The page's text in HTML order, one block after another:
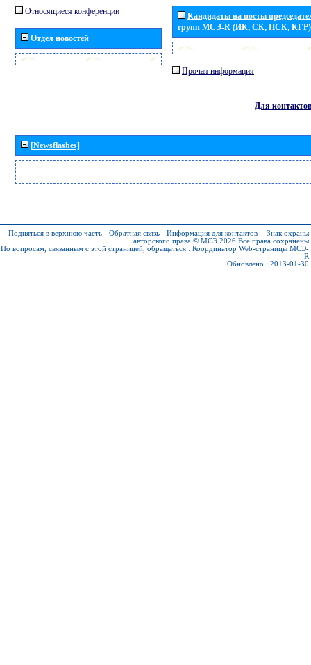
Относящиеся конференции
Отдел новостей
Кандидаты на посты
групп МСЭ-R (ИК, СК, ПСК, КГР)
Прочая информация
Для контактов
[Newsflashes]
Подняться в верхнюю часть - Обратная связь - Информация для контактов - Знак охраны
авторского права © МСЭ 2026 Все права сохранены
По вопросам, связанным с этой страницей, обращаться : Координатор Web-страницы МСЭ-
R
Обновлено : 2013-01-30